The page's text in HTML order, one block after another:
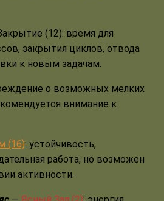
(12): время для
закрытия циклов, отвода
к новым задачам.
о возможных мелких
внимание к
(16): устойчивость,
работа, но возможен
активности.